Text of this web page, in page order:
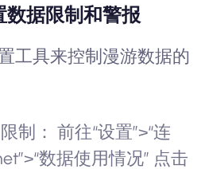
据限制和警报
工具来控制漫游数据的
制： 前往“设置”>“连
数据使用情况” 点击